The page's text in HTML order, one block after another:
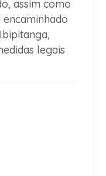
assim como
legais